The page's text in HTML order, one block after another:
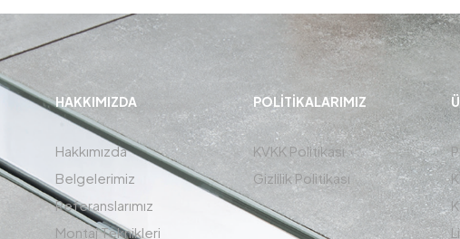
HAKKIMIZDA
Hakkımızda
Belgelerimiz
Referanslarımız
Montaj Teknikleri
POLITIKALARIMIZ
KVKK Politikası
Gizlilik Politikası